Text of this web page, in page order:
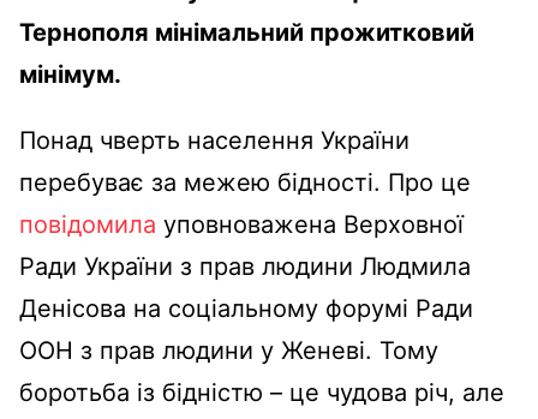
Тернополя мінімальний прожитковий
мінімум.
Понад чверть населення України
перебуває за межею бідності. Про це
повідомила уповноважена Верховної
Ради України з прав людини Людмила
Денісова на соціальному форумі Ради
ООН з прав людини у Женеві. Тому
боротьба із бідністю – це чудова річ, але